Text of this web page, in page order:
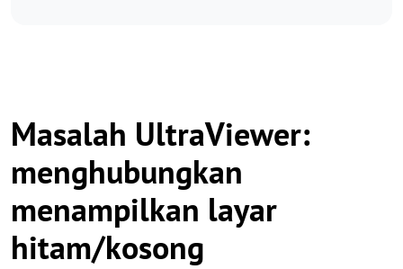
Masalah UltraViewer:
menghubungkan
menampilkan layar
hitam/kosong